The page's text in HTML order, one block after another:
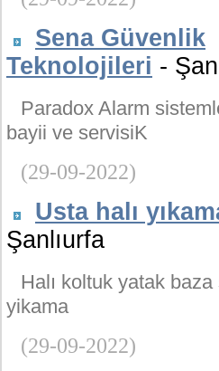
Sena Güvenlik
Teknolojileri -
Paradox Alarm
bayii ve servisiK
(29-09-2022)
Usta halı
Şanlıurfa
Halı koltuk yatak
yikama
(29-09-2022)